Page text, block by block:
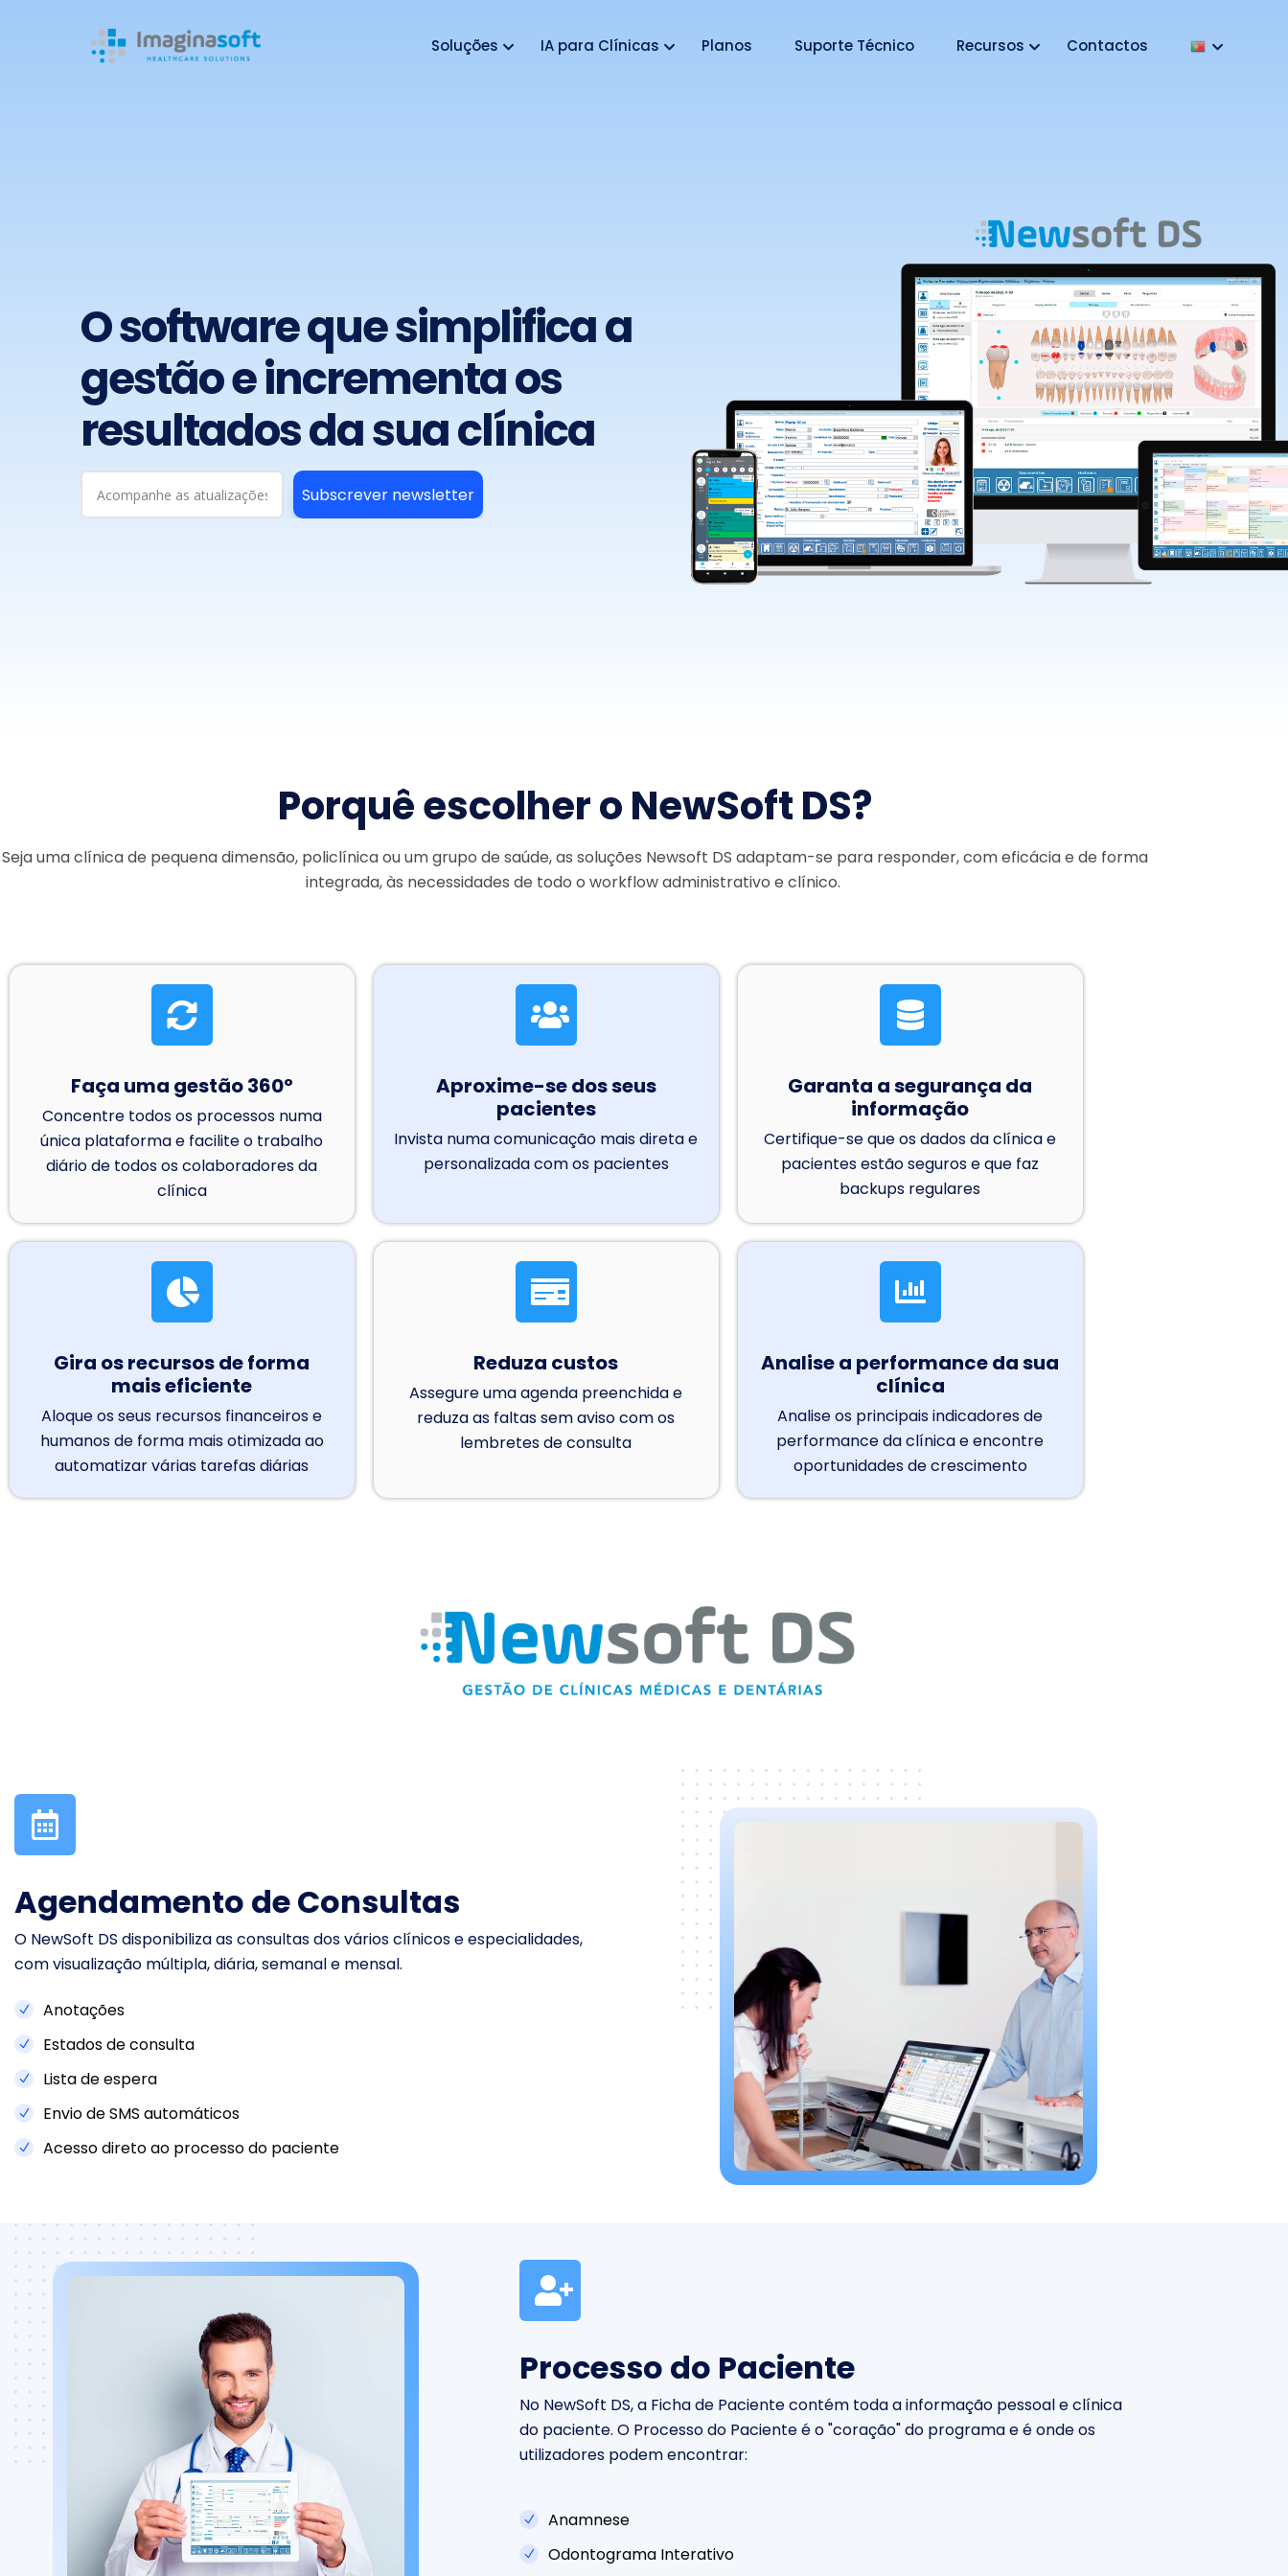
Soluções IA para Clínicas Planos Suporte Técnico Recursos Contactos
O software que simplifica a
gestão e incrementa os
resultados da sua clínica
Subscrever newsletter
Porquê escolher o NewSoft DS?
Seja uma clínica de pequena dimensão, policlínica ou um grupo de saúde, as soluções Newsoft DS adaptam-se para responder,com eficáciae de forma
integrada,às necessidades de todo o workflowadministrativo e clínico.
Faça uma gestão 360º
Concentre todos os processos numa
única plataforma e facilite o trabalho
diário de todos os colaboradores da
clínica
Aproxime-se dos seus
pacientes
Invista numa comunicação mais direta e
personalizada com os pacientes
Garanta a segurança da
informação
Certifique-se que os dados da clínica e
pacientes estão seguros e que faz
backups regulares
Gira os recursos de forma
mais eficiente
Aloque os seus recursos financeiros e
humanos de forma mais otimizada ao
automatizar várias tarefas diárias
Reduza custos
Assegure uma agenda preenchida e
reduza as faltas sem aviso com os
lembretes de consulta
Analise a performance da sua
clínica
Analise os principais indicadores de
performance da clínica e encontre
oportunidades de crescimento
Agendamento de Consultas
O NewSoft DS disponibiliza as consultas dos vários clínicos e especialidades,
com visualização múltipla, diária, semanal e mensal.
Anotações
Estados de consulta
Lista de espera
Envio de SMS automáticos
Acesso direto ao processo do paciente
Processo do Paciente
No NewSoft DS, a Ficha de Paciente contém toda a informação pessoal e clínica
do paciente. O Processo do Paciente é o "coração" do programa e é onde os
utilizadores podem encontrar:
Anamnese
Odontograma Interativo